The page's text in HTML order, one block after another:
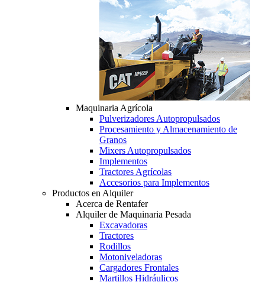
Maquinaria Agrícola
Pulverizadores Autopropulsados
Procesamiento y Almacenamiento de
Granos
Mixers Autopropulsados
Implementos
Tractores Agrícolas
Accesorios para Implementos
Productos en Alquiler
Acerca de Rentafer
Alquiler de Maquinaria Pesada
Excavadoras
Tractores
Rodillos
Motoniveladoras
Cargadores Frontales
Martillos Hidráulicos